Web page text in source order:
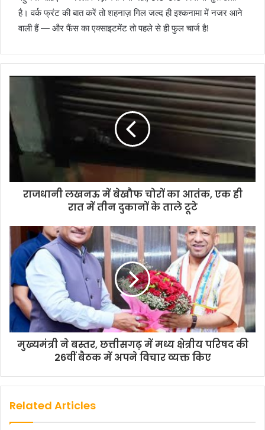
है। वर्क फ्रंट की बात करें तो शहनाज़ गिल जल्द ही इश्कनामा में नजर आने
वाली हैं — और फैंस का एक्साइटमेंट तो पहले से ही फुल चार्ज है!
राजधानी लखनऊ में बेखौफ चोरों का आतंक, एक ही
रात में तीन दुकानों के ताले टूटे
मुख्यमंत्री ने बस्तर, छत्तीसगढ़ में मध्य क्षेत्रीय परिषद की
26वीं बैठक में अपने विचार व्यक्त किए
Related Articles